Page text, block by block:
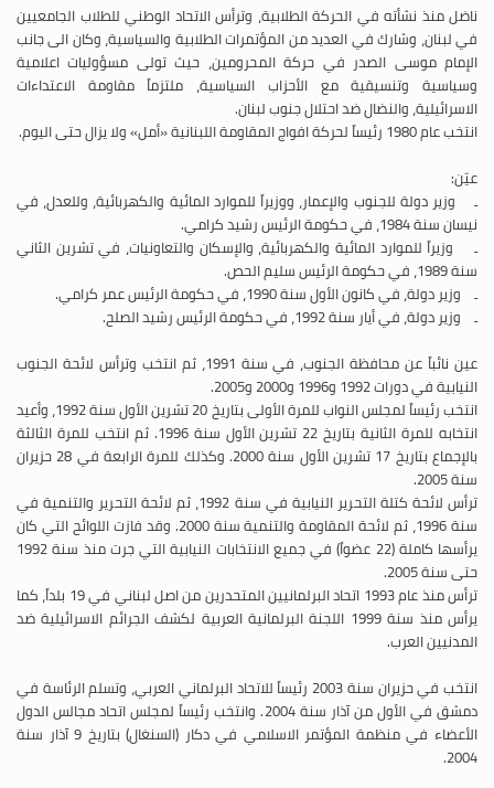
ناضل منذ نشأته في الحركة الطلابية، وترأس الاتحاد الوطني للطلاب الجامعيين
في لبنان، وشارك في العديد من المؤتمرات الطلابية والسياسية، وكان الى جانب
الإمام موسى الصدر في حركة المحرومين، حيث تولى مسؤوليات اعلامية
وسياسية وتنسيقية مع الأحزاب السياسية، ملتزماً مقاومة الاعتداءات
الاسرائيلية، والنضال ضد احتلال جنوب لبنان.
انتخب عام 1980 رئيساً لحركة افواج المقاومة اللبنانية «أمل» ولا يزال حتى اليوم.
عيّن:
ـ وزير دولة للجنوب والإعمار، ووزيراً للموارد المائية والكهربائية، وللعدل، في
نيسان سنة 1984، في حكومة الرئيس رشيد كرامي.
ـ وزيراً للموارد المائية والكهربائية، والإسكان والتعاونيات، في تشرين الثاني
سنة 1989، في حكومة الرئيس سليم الحص.
ـ وزير دولة، في كانون الأول سنة 1990، في حكومة الرئيس عمر كرامي.
ـ وزير دولة، في أيار سنة 1992، في حكومة الرئيس رشيد الصلح.
عين نائباً عن محافظة الجنوب، في سنة 1991، ثم انتخب وترأس لائحة الجنوب
النيابية في دورات 1992 و1996 و2000 و2005.
انتخب رئيساً لمجلس النواب للمرة الأولى بتاريخ 20 تشرين الأول سنة 1992، وأعيد
انتخابه للمرة الثانية بتاريخ 22 تشرين الأول سنة 1996. ثم انتخب للمرة الثالثة
بالإجماع بتاريخ 17 تشرين الأول سنة 2000. وكذلك للمرة الرابعة في 28 حزيران
سنة 2005.
ترأس لائحة كتلة التحرير النيابية في سنة 1992، ثم لائحة التحرير والتنمية في
سنة 1996، ثم لائحة المقاومة والتنمية سنة 2000. وقد فازت اللوائح التي كان
يرأسها كاملة (22 عضواً) في جميع الانتخابات النيابية التي جرت منذ سنة 1992
حتى سنة 2005.
ترأس منذ عام 1993 اتحاد البرلمانيين المتحدرين من اصل لبناني في 19 بلداً، كما
يرأس منذ سنة 1999 اللجنة البرلمانية العربية لكشف الجرائم الاسرائيلية ضد
المدنيين العرب.
انتخب في حزيران سنة 2003 رئيساً للاتحاد البرلماني العربي، وتسلم الرئاسة في
دمشق في الأول من آذار سنة 2004. وانتخب رئيساً لمجلس اتحاد مجالس الدول
الأعضاء في منظمة المؤتمر الاسلامي في دكار (السنغال) بتاريخ 9 آذار سنة
2004.